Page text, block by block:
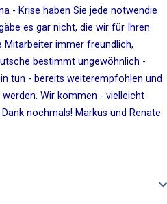
- Krise haben Sie jede notwendie
es gar nicht, die wir für Ihren
Mitarbeiter immer freundlich,
bestimmt ungewöhnlich -
tun - bereits weiterempfohlen und
Wir kommen - vielleicht
nochmals! Markus und Renate